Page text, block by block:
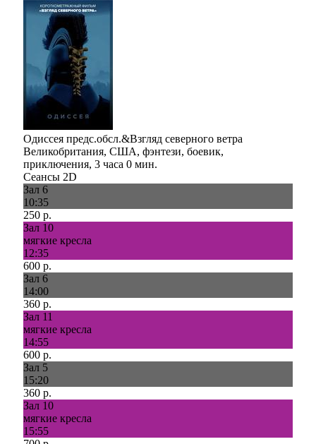
Одиссея предс.обсл.&Взгляд северного ветра
Великобритания, США, фэнтези, боевик,
приключения, 3 часа 0 мин.
Сеансы 2D
Зал 6
10:35
250 р.
Зал 10
мягкие кресла
12:35
600 р.
Зал 6
14:00
360 р.
Зал 11
мягкие кресла
14:55
600 р.
Зал 5
15:20
360 р.
Зал 10
мягкие кресла
15:55